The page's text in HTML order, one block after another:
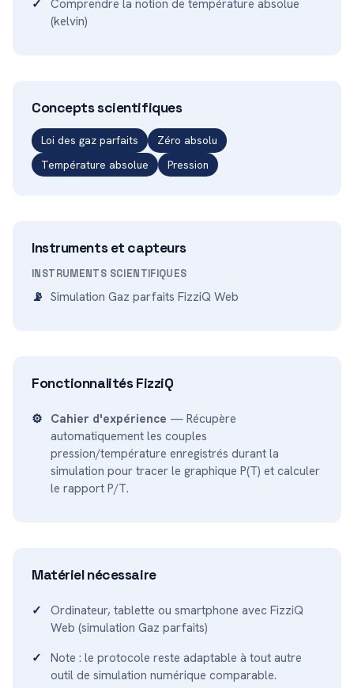
Comprendre la notion de température absolue
(kelvin)
Concepts scientifiques
Loi des gaz parfaits
Zéro absolu
Température absolue
Pression
Instruments et capteurs
INSTRUMENTS SCIENTIFIQUES
Simulation Gaz parfaits FizziQ Web
Fonctionnalités FizziQ
Cahier d'expérience — Récupère
automatiquement les couples
pression/température enregistrés durant la
simulation pour tracer le graphique P(T) et calculer
le rapport P/T.
Matériel nécessaire
Ordinateur, tablette ou smartphone avec FizziQ
Web (simulation Gaz parfaits)
Note : le protocole reste adaptable à tout autre
outil de simulation numérique comparable.